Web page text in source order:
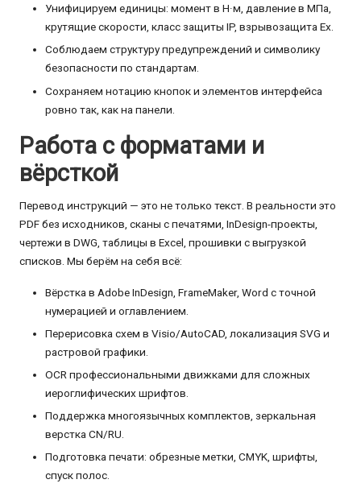
Унифицируем единицы: момент в Н·м, давление в МПа,
крутящие скорости, класс защиты IP, взрывозащита Ex.
Соблюдаем структуру предупреждений и символику
безопасности по стандартам.
Сохраняем нотацию кнопок и элементов интерфейса
ровно так, как на панели.
Работа с форматами и
вёрсткой
Перевод инструкций — это не только текст. В реальности это
PDF без исходников, сканы с печатями, InDesign-проекты,
чертежи в DWG, таблицы в Excel, прошивки с выгрузкой
списков. Мы берём на себя всё:
Вёрстка в Adobe InDesign, FrameMaker, Word с точной
нумерацией и оглавлением.
Перерисовка схем в Visio/AutoCAD, локализация SVG и
растровой графики.
OCR профессиональными движками для сложных
иероглифических шрифтов.
Поддержка многоязычных комплектов, зеркальная
верстка CN/RU.
Подготовка печати: обрезные метки, CMYK, шрифты,
спуск полос.